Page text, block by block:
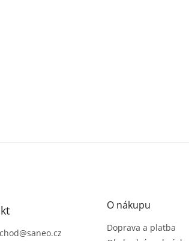
@saneo.cz
O nákupu
Doprava a platba